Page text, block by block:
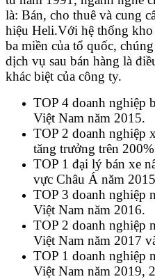
là: Bán, cho thuê và cung
hiệu Heli.Với hệ thống
ba miền của tổ quốc,
dịch vụ sau bán hàng là
khác biệt của công ty.
TOP 4 doanh nghiệp
Việt Nam năm 2015.
TOP 2 doanh nghiệp
tăng trưởng trên
TOP 1 đại lý bán xe
vực Châu Á năm
TOP 3 doanh nghiệp
Việt Nam năm 2016.
TOP 2 doanh nghiệp
Việt Nam năm 2017
TOP 1 doanh nghiệp
Việt Nam năm 2019,